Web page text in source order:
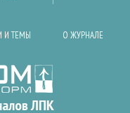
И ТЕМЫ О ЖУРНАЛЕ